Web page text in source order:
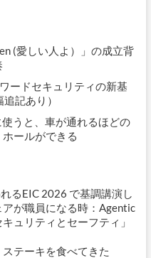
(愛しい人よ）」の成立背
ードセキュリティの新基
記あり）
うと、車が通れるほどの
ールができる
るEIC 2026 で基調講演し
が職員になる時：Agentic
ュリティとセーフティ」
テーキを食べてきた